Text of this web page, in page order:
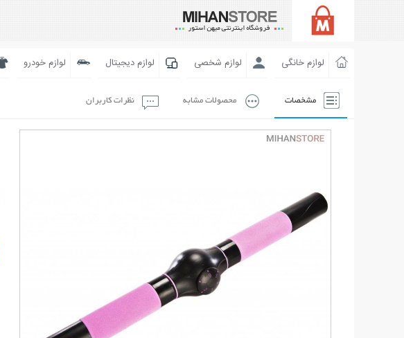
لوازم خانگی لوازم شخصی لوازم دیجیتال لوازم خودرو
مشخصات محصولات مشابه نظرات کاربران